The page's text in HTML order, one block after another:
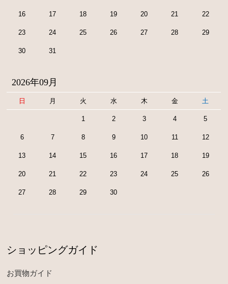
16 17 18 19 20 21 22
23 24 25 26 27 28 29
30 31
2026年09月
日 月 火 水 木 金 土
1 2 3 4 5
6 7 8 9 10 11 12
13 14 15 16 17 18 19
20 21 22 23 24 25 26
27 28 29 30
ショッピングガイド
お買物ガイド